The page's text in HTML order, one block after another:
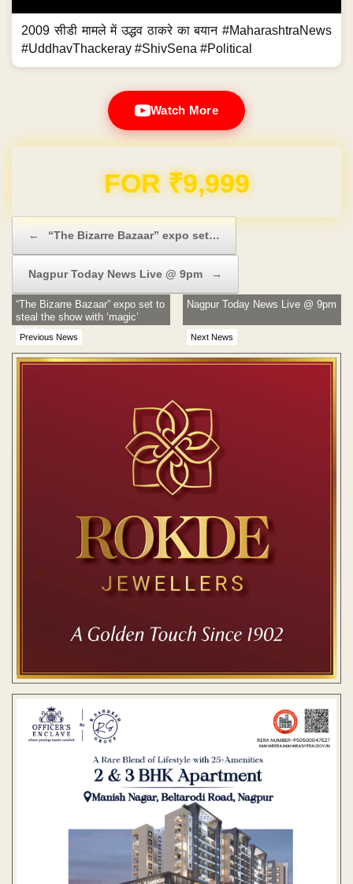
2009 सीडी मामले में उद्धव ठाकरे का बयान #MaharashtraNews
#UddhavThackeray #ShivSena #Political
Watch More
FOR ₹9,999
← “The Bizarre Bazaar” expo set…
Nagpur Today News Live @ 9pm →
Previous News
“The Bizarre Bazaar” expo set to
steal the show with ‘magic’
theme
Next News
Nagpur Today News Live @ 9pm